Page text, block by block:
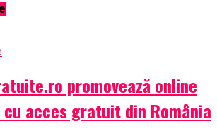
promovează online
acces gratuit din România